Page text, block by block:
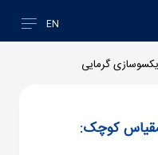
EN
گرمایی
کوچک: